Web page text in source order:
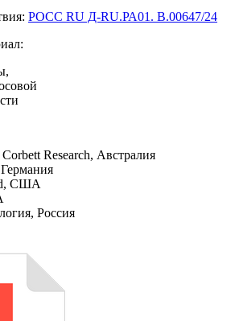
РОСС RU Д-RU.РА01. В.00647/24
Research, Австралия
США
Россия